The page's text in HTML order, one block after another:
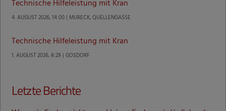
Technische Hilfeleistung mit Kran
4. AUGUST 2026, 14:00 | MURECK, QUELLENGASSE
Technische Hilfeleistung mit Kran
1. AUGUST 2026, 8:29 | GOSDORF
Letzte Berichte